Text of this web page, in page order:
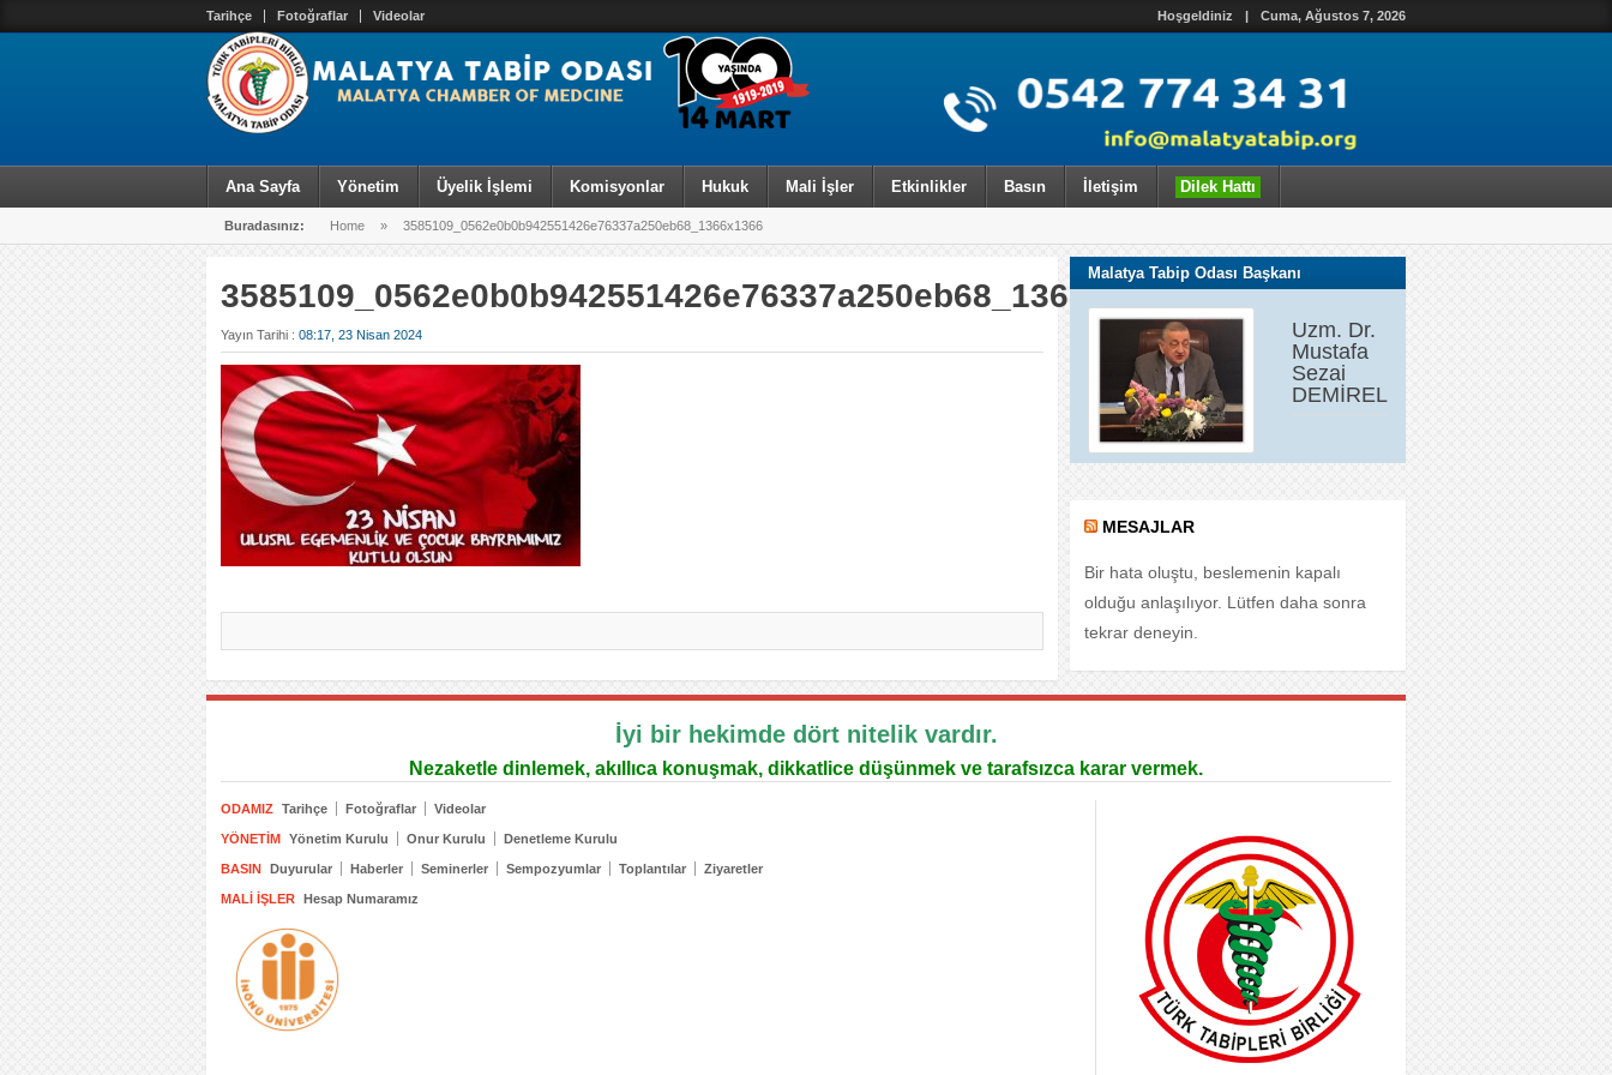
Tarihçe Fotoğraflar Videolar Hoşgeldiniz | Cuma, Ağustos 7, 2026
Ana Sayfa Yönetim Üyelik İşlemi Komisyonlar Hukuk Mali İşler Etkinlikler Basın İletişim Dilek Hattı
Buradasınız: Home » 3585109_0562e0b0b942551426e76337a250eb68_1366x1366
3585109_0562e0b0b942551426e76337a250eb68_1366x1366
Yayın Tarihi : 08:17, 23 Nisan 2024
Malatya Tabip Odası Başkanı
Uzm. Dr.
Mustafa
Sezai
DEMİREL
MESAJLAR
Bir hata oluştu, beslemenin kapalı
olduğu anlaşılıyor. Lütfen daha sonra
tekrar deneyin.
İyi bir hekimde dört nitelik vardır.
Nezaketle dinlemek, akıllıca konuşmak, dikkatlice düşünmek ve tarafsızca karar vermek.
ODAMIZ Tarihçe Fotoğraflar Videolar
YÖNETIM Yönetim Kurulu Onur Kurulu Denetleme Kurulu
BASIN Duyurular Haberler Seminerler Sempozyumlar Toplantılar Ziyaretler
MALI İŞLER Hesap Numaramız